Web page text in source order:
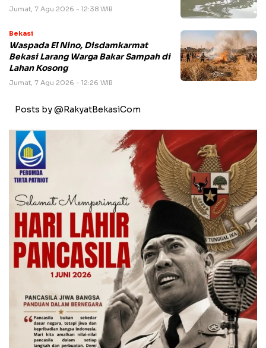
Jumat, 7 Agu 2026 - 12:38 WIB
Bekasi
Waspada El Nino, Disdamkarmat
Bekasi Larang Warga Bakar Sampah di
Lahan Kosong
Jumat, 7 Agu 2026 - 12:26 WIB
Posts by @RakyatBekasiCom